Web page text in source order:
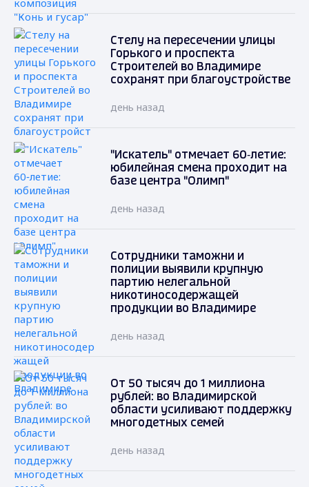
Стелу на пересечении улицы
Горького и проспекта
Строителей во Владимире
сохранят при благоустройстве
день назад
"Искатель" отмечает 60‑летие:
юбилейная смена проходит на
базе центра "Олимп"
день назад
Сотрудники таможни и
полиции выявили крупную
партию нелегальной
никотиносодержащей
продукции во Владимире
день назад
От 50 тысяч до 1 миллиона
рублей: во Владимирской
области усиливают поддержку
многодетных семей
день назад